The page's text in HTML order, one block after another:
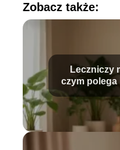
Zobacz także:
Leczniczy
czym polega